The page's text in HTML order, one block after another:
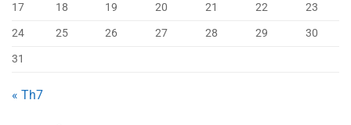
17
18 19 20 21 22
23
24
25 26 27 28 29
30
31
« Th7